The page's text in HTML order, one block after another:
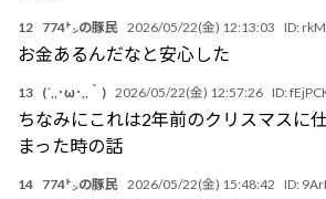
12 774㌧の豚民 2026/05/22(金) 12:13:03 ID:
お金あるんだなと安心した
13 (´,,･ω･,,｀) 2026/05/22(金) 12:57:26 ID:
ちなみにこれは2年前のクリスマスに
まった時の話
14 774㌧の豚民 2026/05/22(金) 15:48:42 ID: